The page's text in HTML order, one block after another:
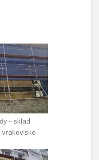
– sklad
vrakovisko